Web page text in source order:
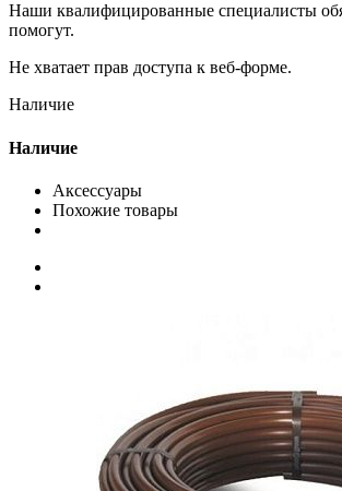
Наши квалифицированные специалисты
помогут.
Не хватает прав доступа к веб-форме.
Наличие
Наличие
Аксессуары
Похожие товары